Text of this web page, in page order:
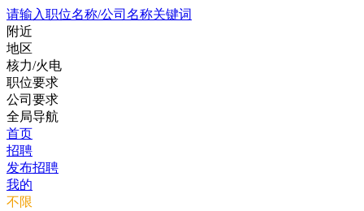
请输入职位名称/公司名称关键词
附近
地区
核力/火电
职位要求
公司要求
全局导航
首页
招聘
发布招聘
我的
不限